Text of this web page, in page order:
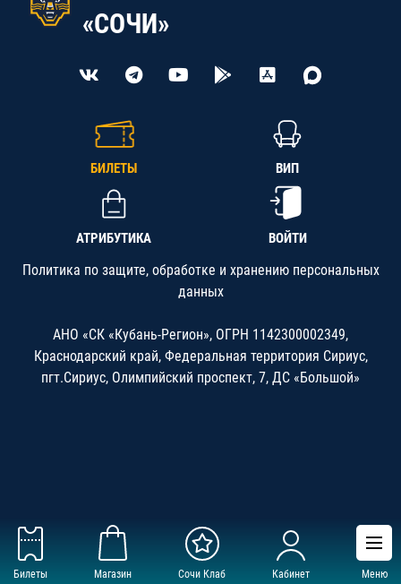
Билеты Магазин Сочи Клаб Кабинет Меню
«СОЧИ»
БИЛЕТЫ ВИП
АТРИБУТИКА ВОЙТИ
Политика по защите, обработке и хранению персональных
данных
АНО «СК «Кубань-Регион», ОГРН 1142300002349,
Краснодарский край, Федеральная территория Сириус,
пгт.Сириус, Олимпийский проспект, 7, ДС «Большой»